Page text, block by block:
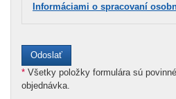
Informáciami o spracovaní
* Všetky položky formulára sú
objednávka.